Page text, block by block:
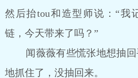
然后抬tou和造型师说：“我
链，今天带来了吗？”
闻薇薇有些慌张地想抽回
地抓住了，没抽回来。